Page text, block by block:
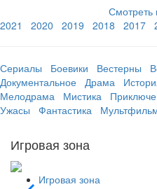
Смотреть
2021
2020 2019 2018 2017
Сериалы Боевики Вестерны
Документальное
Драма
Мелодрама
Мистика
Ужасы
Фантастика
Игровая зона
Игровая зона